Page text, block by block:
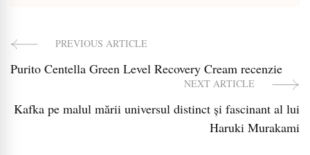
PostPREVIOUS ARTICLE
Purito Centella Green Level Recovery Cream recenzie
NEXT ARTICLE
Kafka pe malul mării universul distinct și fascinant al lui
Haruki Murakami